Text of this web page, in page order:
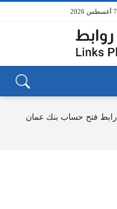
رابط فتح حساب بنك عمان